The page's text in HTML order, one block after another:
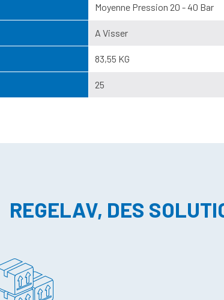
Moyenne Pression 20 - 40 Bar
A Visser
83,55 KG
25
REGELAV, DES